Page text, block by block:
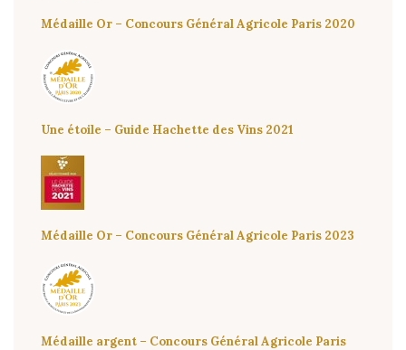
Médaille Or – Concours Général Agricole Paris 2020
Une étoile – Guide Hachette des Vins 2021
Médaille Or – Concours Général Agricole Paris 2023
Médaille argent – Concours Général Agricole Paris